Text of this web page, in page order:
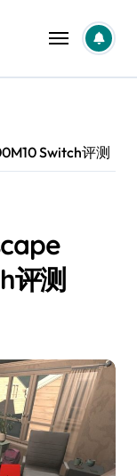
Switch评测
评测